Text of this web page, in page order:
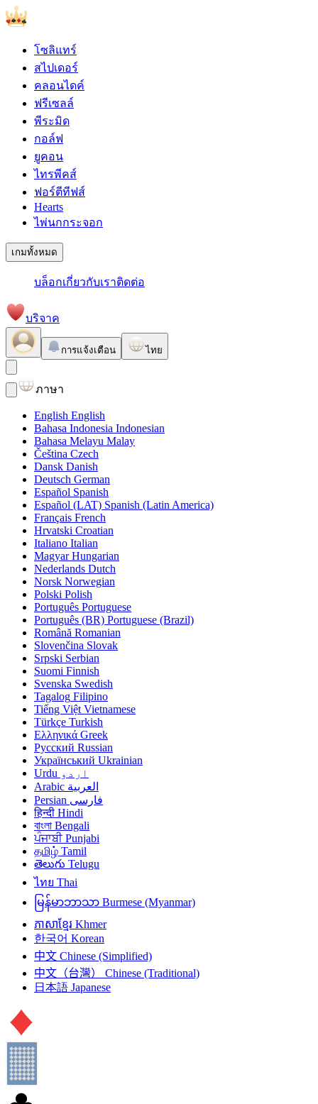
โซลิแทร์
สไปเดอร์
คลอนไดค์
ฟรีเซลล์
พีระมิด
กอล์ฟ
ยูคอน
ไทรพีคส์
ฟอร์ตีทีฟส์
Hearts
ไพ่นกกระจอก
เกมทั้งหมด
บล็อกเกี่ยวกับเราติดต่อ
บริจาค
การแจ้งเตือน ไทย
ภาษา
English English
Bahasa Indonesia Indonesian
Bahasa Melayu Malay
Čeština Czech
Dansk Danish
Deutsch German
Español Spanish
Español (LAT) Spanish (Latin America)
Français French
Hrvatski Croatian
Italiano Italian
Magyar Hungarian
Nederlands Dutch
Norsk Norwegian
Polski Polish
Português Portuguese
Português (BR) Portuguese (Brazil)
Română Romanian
Slovenčina Slovak
Srpski Serbian
Suomi Finnish
Svenska Swedish
Tagalog Filipino
Tiếng Việt Vietnamese
Türkçe Turkish
Ελληνικά Greek
Русский Russian
Український Ukrainian
اردو Urdu
العربية Arabic
فارسی Persian
हिन्दी Hindi
বাংলা Bengali
ਪੰਜਾਬੀ Punjabi
தமிழ் Tamil
తెలుగు Telugu
ไทย Thai
မြန်မာဘာသာ Burmese (Myanmar)
ភាសាខ្មែរ Khmer
한국어 Korean
中文 Chinese (Simplified)
中文（台灣）
Chinese (Traditional)
日本語 Japanese